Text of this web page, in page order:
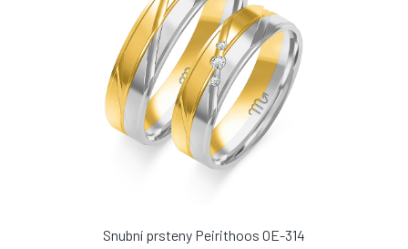
Snubní prsteny Peirithoos OE-314